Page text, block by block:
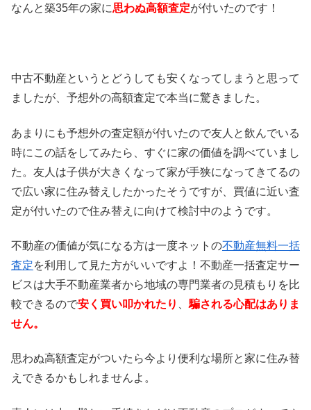
なんと築35年の家に思わぬ高額査定が付いたのです！
中古不動産というとどうしても安くなってしまうと思って
ましたが、予想外の高額査定で本当に驚きました。
あまりにも予想外の査定額が付いたので友人と飲んでいる
時にこの話をしてみたら、すぐに家の価値を調べていまし
た。友人は子供が大きくなって家が手狭になってきてるの
で広い家に住み替えしたかったそうですが、買値に近い査
定が付いたので住み替えに向けて検討中のようです。
不動産の価値が気になる方は一度ネットの不動産無料一括
査定を利用して見た方がいいですよ！不動産一括査定サー
ビスは大手不動産業者から地域の専門業者の見積もりを比
較できるので安く買い叩かれたり 、騙される心配はありま
せん。
思わぬ高額査定がついたら今より便利な場所と家に住み替
えできるかもしれませんよ。